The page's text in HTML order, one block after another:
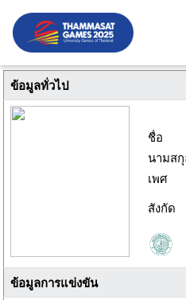
ข้อมูลทั่วไป
ชื่อ
นามส
เพศ
สังกัด
ข้อมูลการแข่งขัน